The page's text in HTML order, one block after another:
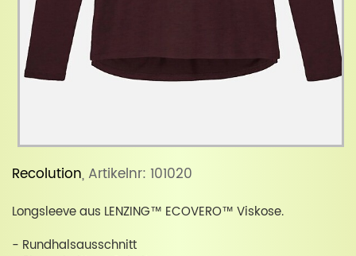
Recolution, Artikelnr: 101020
Longsleeve aus LENZING™ ECOVERO™ Viskose.
- Rundhalsausschnitt